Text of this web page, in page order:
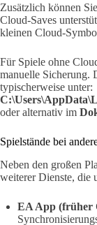
Zusätzlich können
Cloud-Saves
kleinen Cloud-
Für Spiele ohne
manuelle Sicherung.
typischerweise unter:
oder alternativ im
Spielstände bei
Neben den großen
weiterer Dienste, die
EA App (früher